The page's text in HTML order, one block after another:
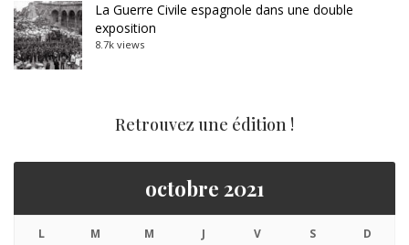
La Guerre Civile espagnole dans une double
exposition
8.7k views
Retrouvez une édition !
octobre 2021
L M M J V S D